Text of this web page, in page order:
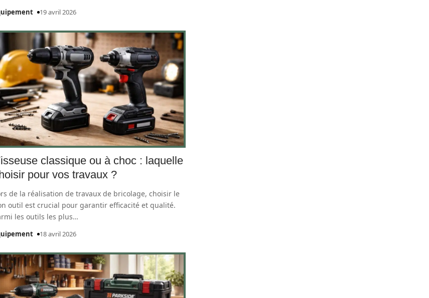
19 avril 2026
classique ou à choc : laquelle
pour vos travaux ?
de la réalisation de travaux de bricolage, choisir le
outil est crucial pour garantir efficacité et qualité.
les outils les plus…
18 avril 2026